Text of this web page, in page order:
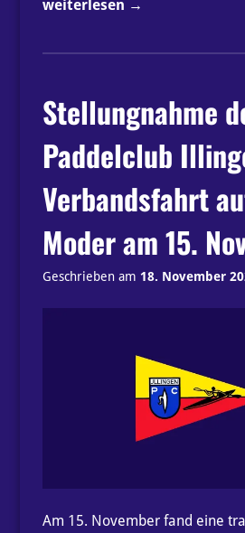
„Eltern-
weiterlesen →
Stellungnahme
Paddelclub
Verbandsfahrt
Moder am 15.
Geschrieben am 18. November
Am 15. November fand eine